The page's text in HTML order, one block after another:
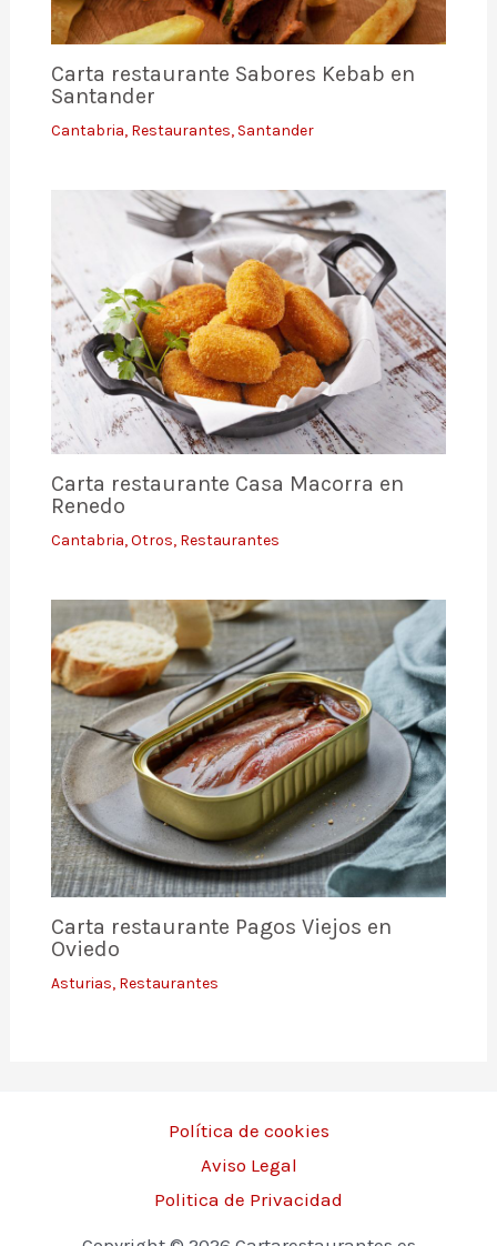
Carta restaurante Sabores Kebab en
Santander
Cantabria, Restaurantes, Santander
Carta restaurante Casa Macorra en
Renedo
Cantabria,Otros, Restaurantes
Carta restaurante Pagos Viejos en
Oviedo
Asturias, Restaurantes
Política de cookies
Aviso Legal
Politica de Privacidad